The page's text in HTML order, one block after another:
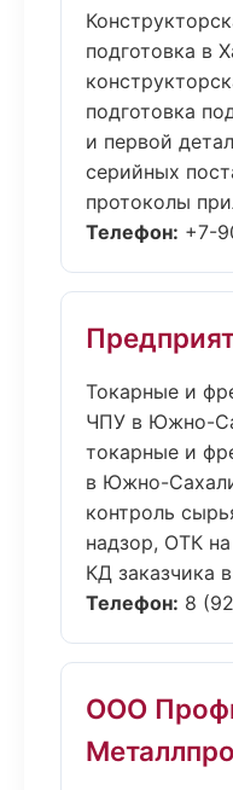
подготовка в
подготовка
и первой
серийных
протоколы
Телефон: +7-
Токарные и
ЧПУ в Южно-
токарные и
в Южно-
контроль
надзор, ОТК
КД заказчика
Телефон: 8
ООО